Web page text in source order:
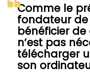
Comme le
fondateur de
bénéficier de
n’est pas
télécharger
son